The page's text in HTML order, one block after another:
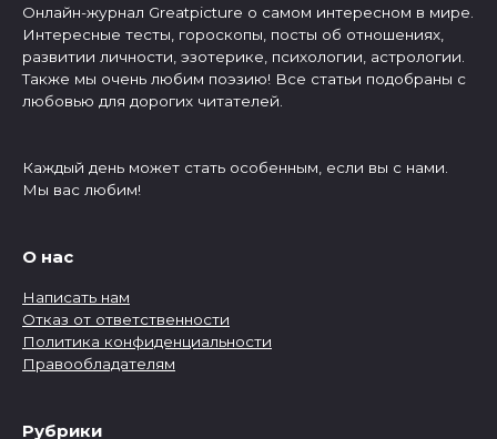
Онлайн-журнал Greatpicture о самом интересном в мире.
Интересные тесты, гороскопы, посты об отношениях,
развитии личности, эзотерике, психологии, астрологии.
Также мы очень любим поэзию! Все статьи подобраны с
любовью для дорогих читателей.
Каждый день может стать особенным, если вы с нами.
Мы вас любим!
О нас
Написать нам
Отказ от ответственности
Политика конфиденциальности
Правообладателям
Рубрики